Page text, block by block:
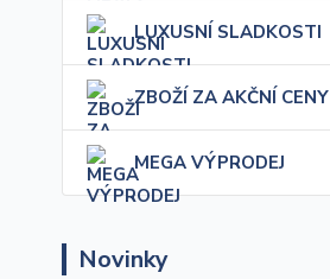
LUXUSNÍ SLADKOSTI
ZBOŽÍ ZA AKČNÍ CENY
MEGA VÝPRODEJ
Novinky